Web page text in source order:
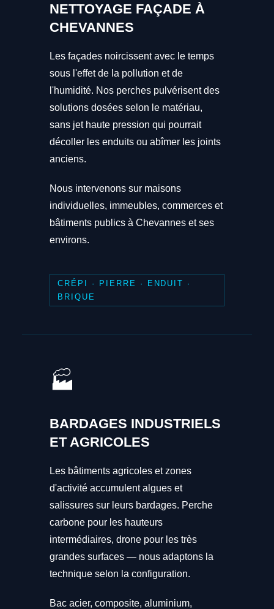
NETTOYAGE FAÇADE À
CHEVANNES
Les façades noircissent avec le temps
sous l'effet de la pollution et de
l'humidité. Nos perches pulvérisent des
solutions dosées selon le matériau,
sans jet haute pression qui pourrait
décoller les enduits ou abîmer les joints
anciens.
Nous intervenons sur maisons
individuelles, immeubles, commerces et
bâtiments publics à Chevannes et ses
environs.
CRÉPI · PIERRE · ENDUIT ·
BRIQUE
🏭
BARDAGES INDUSTRIELS
ET AGRICOLES
Les bâtiments agricoles et zones
d'activité accumulent algues et
salissures sur leurs bardages. Perche
carbone pour les hauteurs
intermédiaires, drone pour les très
grandes surfaces — nous adaptons la
technique selon la configuration.
Bac acier, composite, aluminium,